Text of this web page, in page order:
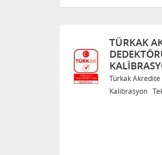
Gaz Dedektörü Bakım ve